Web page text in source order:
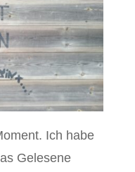
Ich habe
Gelesene